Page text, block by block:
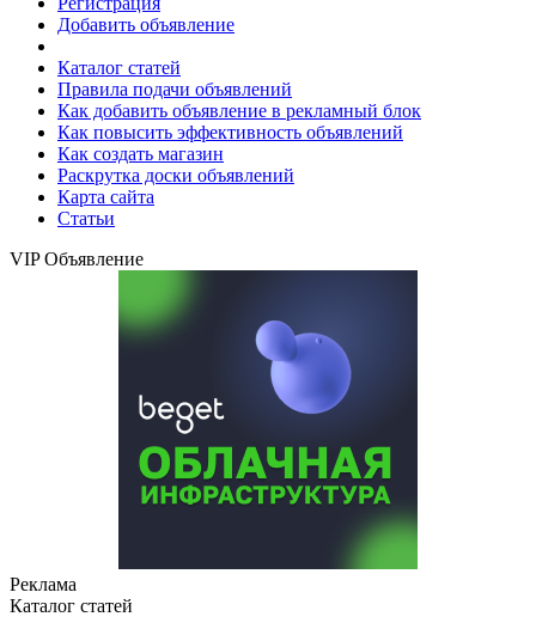
Добавить объявление
Каталог статей
Правила подачи объявлений
Как добавить объявление в рекламный блок
Как повысить эффективность объявлений
Как создать магазин
Раскрутка доски объявлений
Карта сайта
Статьи
VIP Объявление
Реклама
Каталог статей